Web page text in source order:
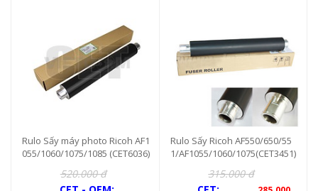
Rulo Sấy máy photo Ricoh AF1
055/1060/1075/1085 (CET6036)
520.000 đ
Rulo Sấy Ricoh AF550/650/55
1/AF1055/1060/1075(CET3451)
315.000 đ